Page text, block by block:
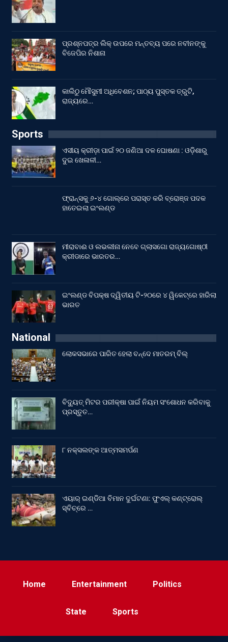
ପ୍ରଶ୍ନପତ୍ର ଲିକ୍ ଉପରେ ମନ୍ତବ୍ୟ ପରେ ନବୀନଙ୍କୁ
ବିଜେପିର ନିଶାନା
କାଲିଠୁ ମୌସୁମୀ ଅଧିବେଶନ; ପାଠ୍ୟ ପୁସ୍ତକ ତ୍ରୁଟି,
ରାଜ୍ୟରେ…
Sports
ଏସୀୟ କ୍ରୀଡ଼ା ପାଇଁ ୨୦ ଜଣିଆ ଦଳ ଘୋଷଣା : ଓଡ଼ିଶାରୁ
ଦୁଇ ଖେଳାଳୀ…
ଫ୍ରାନ୍ସକୁ ୬-୪ ଗୋଲ୍‌ରେ ପରାସ୍ତ କରି ବ୍ରୋଞ୍ଜ ପଦକ
ହାତେଇଲା ଇଂଲଣ୍ଡ
ମୀରାବାଈ ଓ ଲଭଲୀନା ନେବେ ଗ୍ଲାସଗୋ ରାଜ୍ୟଗୋଷ୍ଠୀ
କ୍ରୀଡାରେ ଭାରତର…
ଇଂଲଣ୍ଡ ବିପକ୍ଷ ଦ୍ୱିତୀୟ ଟି-୨୦ରେ ୪ ୱିକେଟ୍‌ରେ ହାରିଲା
ଭାରତ
National
ଲୋକସଭାରେ ପାରିତ ହେଲା ବନ୍ଦେ ମାତରମ୍‌ ବିଲ୍‌
ବିଦ୍ୟୁତ୍ ମିଟର ପରୀକ୍ଷା ପାଇଁ ନିୟମ ସଂଶୋଧନ କରିବାକୁ
ପ୍ରସ୍ତୁତ…
୮ ନକ୍ସଲଙ୍କ ଆତ୍ମସମର୍ପଣ
ଏୟାର୍ ଇଣ୍ଡିଆ ବିମାନ ଦୁର୍ଘଟଣା: ଫୁଏଲ୍‌ କଣ୍ଟ୍ରୋଲ୍‌
ସ୍ବିଚ୍‌ରେ …
Home Entertainment Politics
State Sports